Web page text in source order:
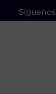
Síguenos